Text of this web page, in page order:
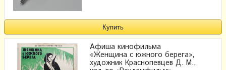
Афиша кинофильма
«Женщина с южного берега»,
художник Краснопевцев Д. М.,